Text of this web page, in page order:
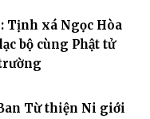
Tịnh xá Ngọc Hòa
bộ cùng Phật tử
Từ thiện Ni giới